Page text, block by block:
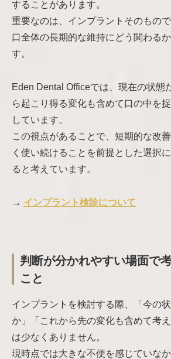
することがあります。
重要なのは、インプラントそのもの
口全体の長期的な維持にどう関わる
す。
Eden Dental Officeでは、現在の状態
ら起こり得る変化も含めて口の中を
しています。
この視点があることで、短期的な改
く使い続けることを前提とした選択
ると考えています。
→ インプラント検診について
判断が分かれやすい場面で
こと
インプラントを検討する際、「今の
か」「これから先の変化も含めて考
は少なくありません。
現時点では大きな不便を感じていな